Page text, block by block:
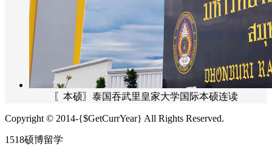
〖本硕〗泰国吞武里皇家大学国际本硕连读
Copyright © 2014-{$GetCurrYear} All Rights Reserved.
1518硕博留学